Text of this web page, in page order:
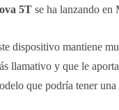
5T se ha lanzando en
dispositivo mantiene
llamativo y que le
que podría tener